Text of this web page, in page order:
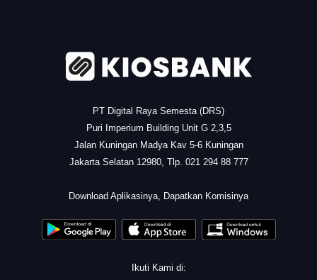
PT Digital Raya Semesta (DRS)
Puri Imperium Building Unit G 2,3,5
Jalan Kuningan Madya Kav 5-6 Kuningan
Jakarta Selatan 12980, Tlp. 021 294 88 777
Download Aplikasinya, Dapatkan Komisinya
Ikuti Kami di: